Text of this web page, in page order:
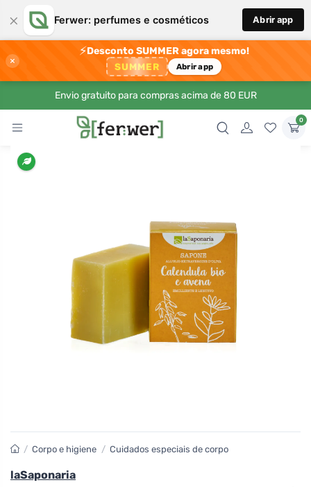
× Ferwer: perfumes e cosméticos Abrir app
×
⚡Desconto SUMMER agora mesmo!
SUMMER Abrir app
Envio gratuito para compras acima de 80 EUR
0
/ Corpo e higiene / Cuidados especiais de corpo
laSaponaria